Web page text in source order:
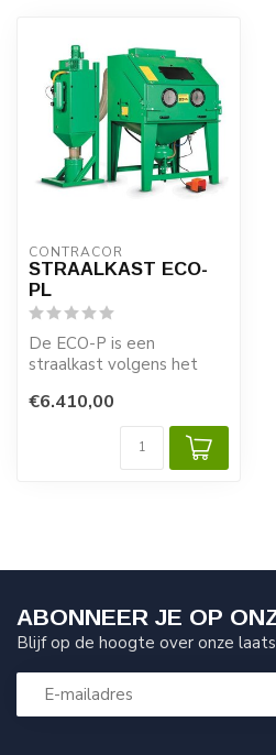
CONTRACOR
STRAALKAST ECO-
PL
De ECO-P is een
straalkast volgens het
straalkasten zijn ...
€6.410,00
ABONNEER JE OP
Blijf op de hoogte over onze